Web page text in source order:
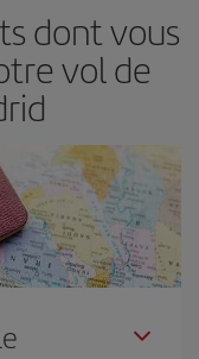
De plus, en
de vol lors de votre
économique.
dont vous
vol de